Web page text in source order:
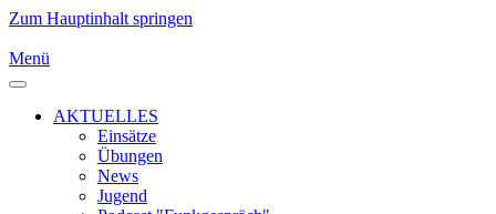
Zum Hauptinhalt springen
Menü
AKTUELLES
Einsätze
Übungen
News
Jugend